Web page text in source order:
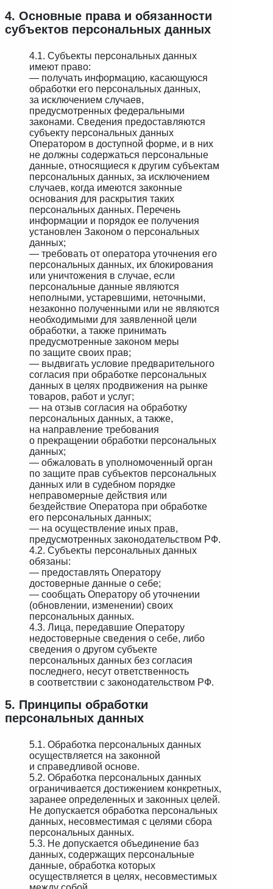
4. Основные права и обязанности
субъектов персональных данных
4.1. Субъекты персональных данных
имеют право:
— получать информацию, касающуюся
обработки его персональных данных,
за исключением случаев,
предусмотренных федеральными
законами. Сведения предоставляются
субъекту персональных данных
Оператором в доступной форме, и в них
не должны содержаться персональные
данные, относящиеся к другим субъектам
персональных данных, за исключением
случаев, когда имеются законные
основания для раскрытия таких
персональных данных. Перечень
информации и порядок ее получения
установлен Законом о персональных
данных;
— требовать от оператора уточнения его
персональных данных, их блокирования
или уничтожения в случае, если
персональные данные являются
неполными, устаревшими, неточными,
незаконно полученными или не являются
необходимыми для заявленной цели
обработки, а также принимать
предусмотренные законом меры
по защите своих прав;
— выдвигать условие предварительного
согласия при обработке персональных
данных в целях продвижения на рынке
товаров, работ и услуг;
— на отзыв согласия на обработку
персональных данных, а также,
на направление требования
о прекращении обработки персональных
данных;
— обжаловать в уполномоченный орган
по защите прав субъектов персональных
данных или в судебном порядке
неправомерные действия или
бездействие Оператора при обработке
его персональных данных;
— на осуществление иных прав,
предусмотренных законодательством РФ.
4.2. Субъекты персональных данных
обязаны:
— предоставлять Оператору
достоверные данные о себе;
— сообщать Оператору об уточнении
(обновлении, изменении) своих
персональных данных.
4.3. Лица, передавшие Оператору
недостоверные сведения о себе, либо
сведения о другом субъекте
персональных данных без согласия
последнего, несут ответственность
в соответствии с законодательством РФ.
5. Принципы обработки
персональных данных
5.1. Обработка персональных данных
осуществляется на законной
и справедливой основе.
5.2. Обработка персональных данных
ограничивается достижением конкретных,
заранее определенных и законных целей.
Не допускается обработка персональных
данных, несовместимая с целями сбора
персональных данных.
5.3. Не допускается объединение баз
данных, содержащих персональные
данные, обработка которых
осуществляется в целях, несовместимых